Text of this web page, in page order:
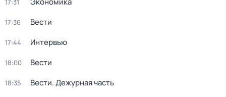
17:31
17:36 Вести
17:44 Интервью
18:00 Вести
18:35 Вести. Дежурная часть